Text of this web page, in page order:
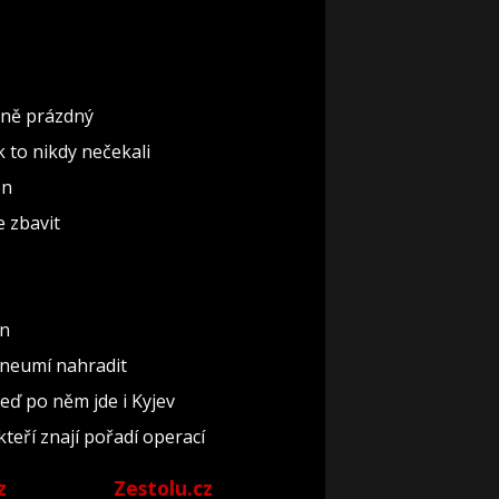
prázdný
to nikdy nečekali
zbavit
nahradit
po něm jde i Kyjev
znají pořadí operací
Zestolu.cz